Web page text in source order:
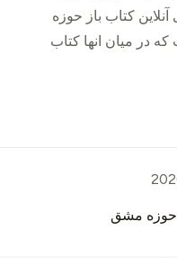
کتاب باز حوزه
در میان انها کتاب
حوزه مشق